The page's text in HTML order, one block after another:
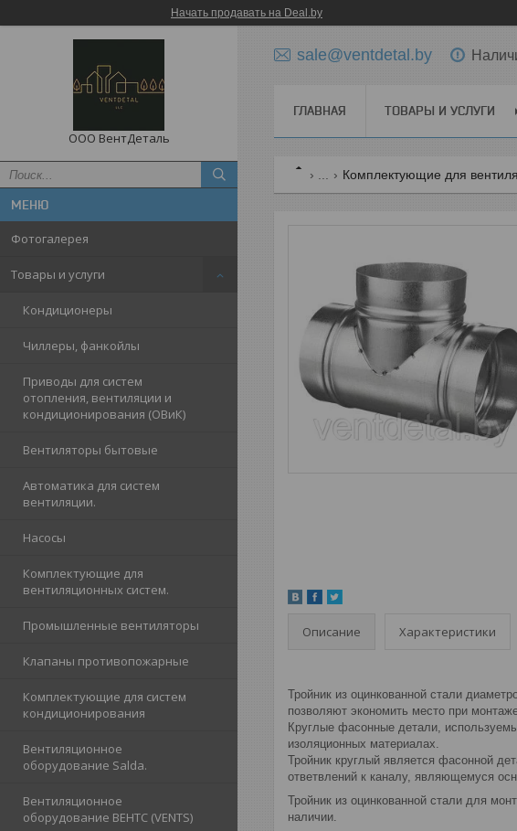
Начать продавать на Deal.by
ООО ВентДеталь
Фотогалерея
Товары и услуги
Кондиционеры
Чиллеры, фанкойлы
Приводы для систем
отопления, вентиляции и
кондиционирования (ОВиК)
Вентиляторы бытовые
Автоматика для систем
вентиляции.
Насосы
Комплектующие для
вентиляционных систем.
Промышленные вентиляторы
Клапаны противопожарные
Комплектующие для систем
кондиционирования
Вентиляционное
оборудование Salda.
Вентиляционное
оборудование ВЕНТС (VENTS)
sale@ventdetal.by
ГЛАВНАЯ ТОВАРЫ И УСЛУГИ
Комплектующие для
Описание Характеристики
Тройник из оцинкованной стали
позволяют экономить место при
Круглые фасонные детали,
изоляционных материалах.
Тройник круглый является фасонной
ответвлений к каналу, являющемуся
Тройник из оцинкованной стали для
наличии.